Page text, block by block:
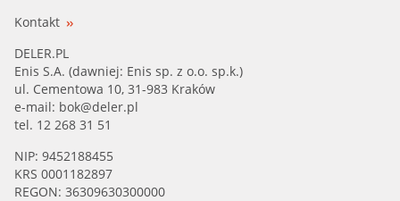
Kontakt
DELER.PL
Enis S.A. (dawniej: Enis sp. z o.o. sp.k.)
ul. Cementowa 10, 31-983 Kraków
e-mail: bok@deler.pl
tel. 12 268 31 51
NIP: 9452188455
KRS 0001182897
REGON: 36309630300000